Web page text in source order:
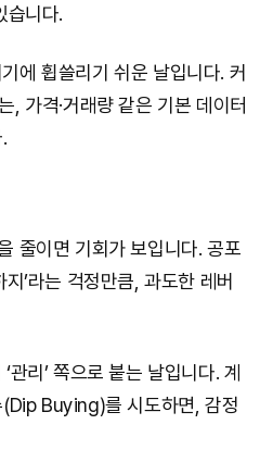
습니다.
에 휩쓸리기 쉬운 날입니다. 커
, 가격·거래량 같은 기본 데이터
줄이면 기회가 보입니다. 공포
’라는 걱정만큼, 과도한 레버
리’ 쪽으로 붙는 날입니다. 계
Buying)를 시도하면, 감정